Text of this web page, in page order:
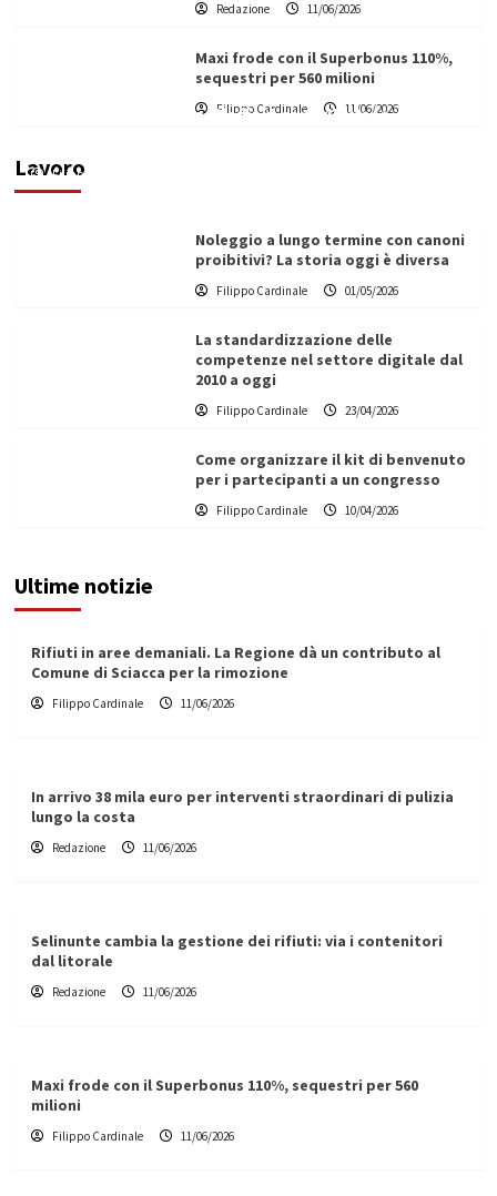
Redazione 11/06/2026
Maxi frode con il Superbonus 110%,
sequestri per 560 milioni
Filippo Cardinale 11/06/2026
Lavoro
Vino in Italia: il giro d’affari contribuisce
Filippo Cardinale
Noleggio a lungo termine con canoni
proibitivi? La storia oggi è diversa
Filippo Cardinale 01/05/2026
La standardizzazione delle
competenze nel settore digitale dal
2010 a oggi
Filippo Cardinale 23/04/2026
Come organizzare il kit di benvenuto
per i partecipanti a un congresso
Filippo Cardinale 10/04/2026
Ultime notizie
Rifiuti in aree demaniali. La Regione dà un contributo al
Comune di Sciacca per la rimozione
Filippo Cardinale 11/06/2026
In arrivo 38 mila euro per interventi straordinari di pulizia
lungo la costa
Redazione 11/06/2026
Selinunte cambia la gestione dei rifiuti: via i contenitori
dal litorale
Redazione 11/06/2026
Maxi frode con il Superbonus 110%, sequestri per 560
milioni
Filippo Cardinale 11/06/2026